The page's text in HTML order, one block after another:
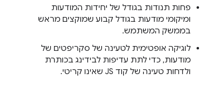
פחות תנודות בגודל של יחידות המודעות
ומיקומי מודעות בגודל קבוע שמוקצים מראש
בממשק המשתמש.
לוגיקה אופטימית לטעינה של סקריפטים של
מודעות, כדי לתת עדיפות לבידינג בכותרת
ולדחות טעינה של קוד JS שאינו קריטי.